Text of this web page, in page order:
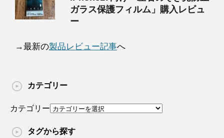
ガラス保護フィルム」購入レビュ
ー
→最新の製品レビュー記事へ
カテゴリー
カテゴリー
タグから探す